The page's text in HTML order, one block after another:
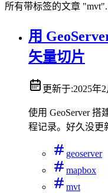
所有带标签的文章 "mvt".
用
矢量切片
更新于:2025年2
使用 GeoServer 搭
程记录。好久没更
geoserver
mapbox
mvt